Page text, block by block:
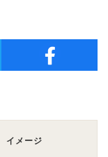
イメージ